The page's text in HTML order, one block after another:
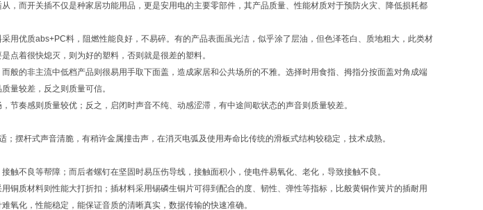
，而开关插不仅是种家居功能用品，更是安用电的主要零部件，其产品质量、性能材质对于预防火灾、降低损耗都
用优质abs+PC料，阻燃性能良好，不易碎。有的产品表面虽光洁，似乎涂了层油，但色泽苍白、质地粗大，此类材
点着很快熄灭，则为好的塑料，否则就是很差的塑料。
般的非主流中低档产品则很易用手取下面盖，造成家居和公共场所的不雅。选择时用食指、拇指分按面盖对角成端
量较差，反之则质量可信。
节奏感则质量较优；反之，启闭时声音不纯、动感涩滞，有中途间歇状态的声音则质量较差。
摆杆式声音清脆，有稍许金属撞击声，在消灭电弧及使用寿命比传统的滑板式结构较稳定，技术成熟。
触不良等帮障；而后者螺钉在坚固时易压伤导线，接触面积小，使电件易氧化、老化，导致接触不良。
铜质材料则性能大打折扣；插材料采用锡磷生铜片可得到配合的度、韧性、弹性等指标，比般黄铜作簧片的插耐用
氧化，性能稳定，能保证音质的清晰真实，数据传输的快速准确。